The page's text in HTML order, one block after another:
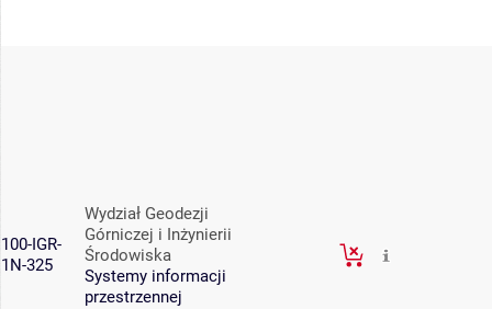
100-IGR-
1N-325
Wydział Geodezji
Górniczej i Inżynierii
Środowiska
Systemy informacji
przestrzennej